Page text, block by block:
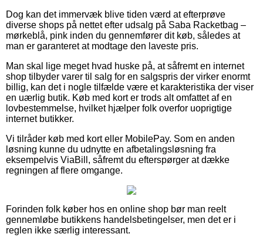
Dog kan det immervæk blive tiden værd at efterprøve
diverse shops på nettet efter udsalg på Saba Racketbag –
mørkeblå, pink inden du gennemfører dit køb, således at
man er garanteret at modtage den laveste pris.
Man skal lige meget hvad huske på, at såfremt en internet
shop tilbyder varer til salg for en salgspris der virker enormt
billig, kan det i nogle tilfælde være et karakteristika der viser
en uærlig butik. Køb med kort er trods alt omfattet af en
lovbestemmelse, hvilket hjælper folk overfor uoprigtige
internet butikker.
Vi tilråder køb med kort eller MobilePay. Som en anden
løsning kunne du udnytte en afbetalingsløsning fra
eksempelvis ViaBill, såfremt du efterspørger at dække
regningen af flere omgange.
Forinden folk køber hos en online shop bør man reelt
gennemløbe butikkens handelsbetingelser, men det er i
reglen ikke særlig interessant.